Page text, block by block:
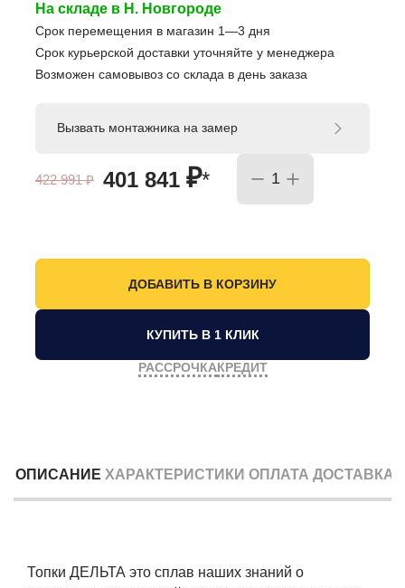
На складе в Н. Новгороде
Срок перемещения в магазин 1—3 дня
Срок курьерской доставки уточняйте у менеджера
Возможен самовывоз со склада в день заказа
422 991₽ 401 841 ₽*
Вызвать монтажника на замер
КУПИТЬ В 1 КЛИК
РАССРОЧКАКРЕДИТ
ОПИСАНИЕ ХАРАКТЕРИСТИКИ ОПЛАТА ДОСТАВКА
Топки ДЕЛЬТА это сплав наших знаний о